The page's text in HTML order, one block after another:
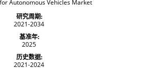
研究周期:
2021-2034
基准年:
2025
历史数据:
2021-2024